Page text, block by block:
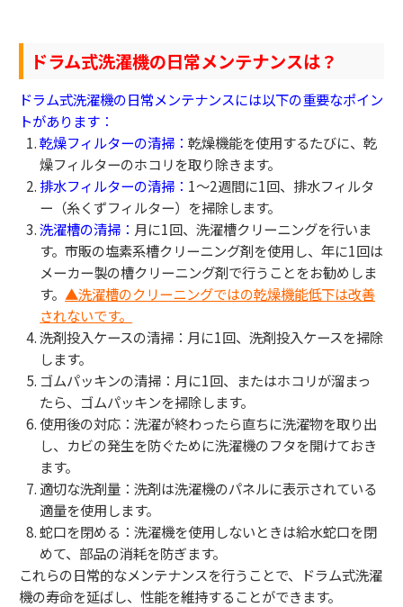
ドラム式洗濯機の日常メンテナンスは？
ドラム式洗濯機の日常メンテナンスには以下の重要なポイン
トがあります：
乾燥フィルターの清掃：乾燥機能を使用するたびに、乾
燥フィルターのホコリを取り除きます。
排水フィルターの清掃： 1〜2週間に1回、排水フィルタ
ー（糸くずフィルター）を掃除します。
洗濯槽の清掃： 月に1回、洗濯槽クリーニングを行いま
す。市販の塩素系槽クリーニング剤を使用し、年に1回は
メーカー製の槽クリーニング剤で行うことをお勧めしま
す。 ▲洗濯槽のクリーニングではの乾燥機能低下は改善
されないです。
洗剤投入ケースの清掃：月に1回、洗剤投入ケースを掃除
します。
ゴムパッキンの清掃：月に1回、またはホコリが溜まっ
たら、ゴムパッキンを掃除します。
使用後の対応：洗濯が終わったら直ちに洗濯物を取り出
し、カビの発生を防ぐために洗濯機のフタを開けておき
ます。
適切な洗剤量：洗剤は洗濯機のパネルに表示されている
適量を使用します。
蛇口を閉める：洗濯機を使用しないときは給水蛇口を閉
めて、部品の消耗を防ぎます。
これらの日常的なメンテナンスを行うことで、ドラム式洗濯
機の寿命を延ばし、性能を維持することができます。